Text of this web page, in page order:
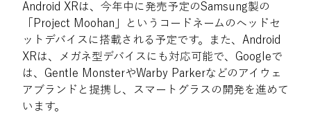
Android XRは、今年中に発売予定のSamsung製の
「Project Moohan」というコードネームのヘッドセ
ットデバイスに搭載される予定です。また、Android
XRは、メガネ型デバイスにも対応可能で、Googleで
は、Gentle MonsterやWarby Parkerなどのアイウェ
アブランドと提携し、スマートグラスの開発を進めて
います。